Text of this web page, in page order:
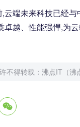
,云端未来科技已经
卓越、性能强悍,为
不得转载： 沸点IT（沸